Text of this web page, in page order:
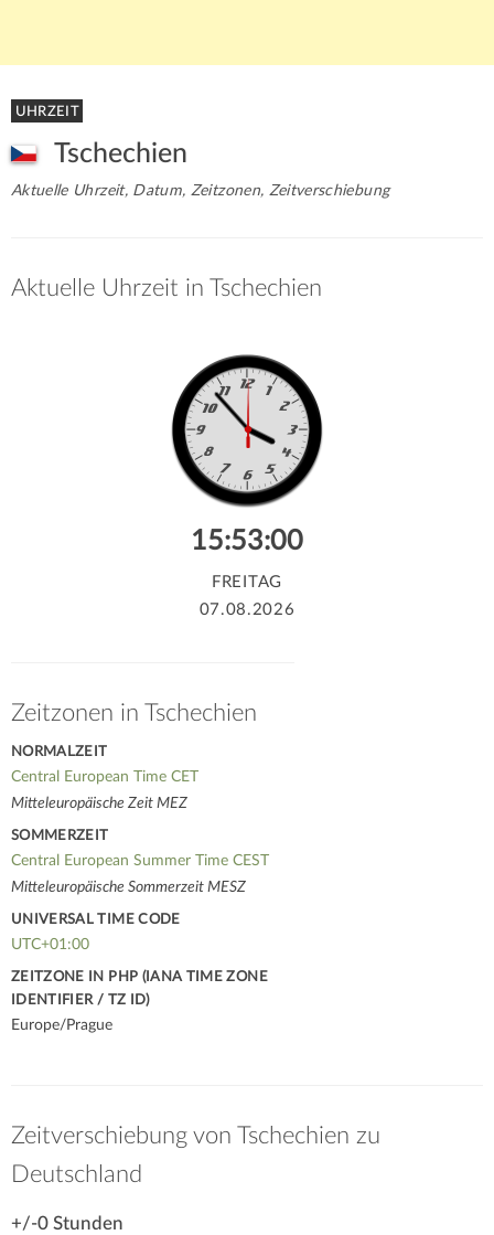
UHRZEIT
Tschechien
Aktuelle Uhrzeit, Datum, Zeitzonen, Zeitverschiebung
Aktuelle Uhrzeit in Tschechien
15:53:01
FREITAG
07.08.2026
Zeitzonen in Tschechien
NORMALZEIT
Central European Time CET
Mitteleuropäische Zeit MEZ
SOMMERZEIT
Central European Summer Time CEST
Mitteleuropäische Sommerzeit MESZ
UNIVERSAL TIME CODE
UTC+01:00
ZEITZONE IN PHP (IANA TIME ZONE
IDENTIFIER / TZ ID)
Europe/Prague
Zeitverschiebung von Tschechien zu
Deutschland
+/-0 Stunden